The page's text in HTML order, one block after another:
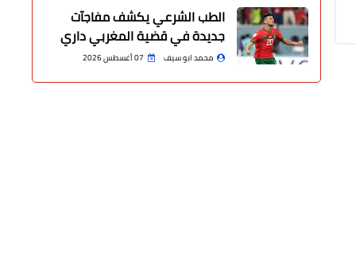
الطب الشرعي يكشف مفاجآت
جديدة في قضية المغربي داري
محمد ابو سيف 07 أغسطس 2026